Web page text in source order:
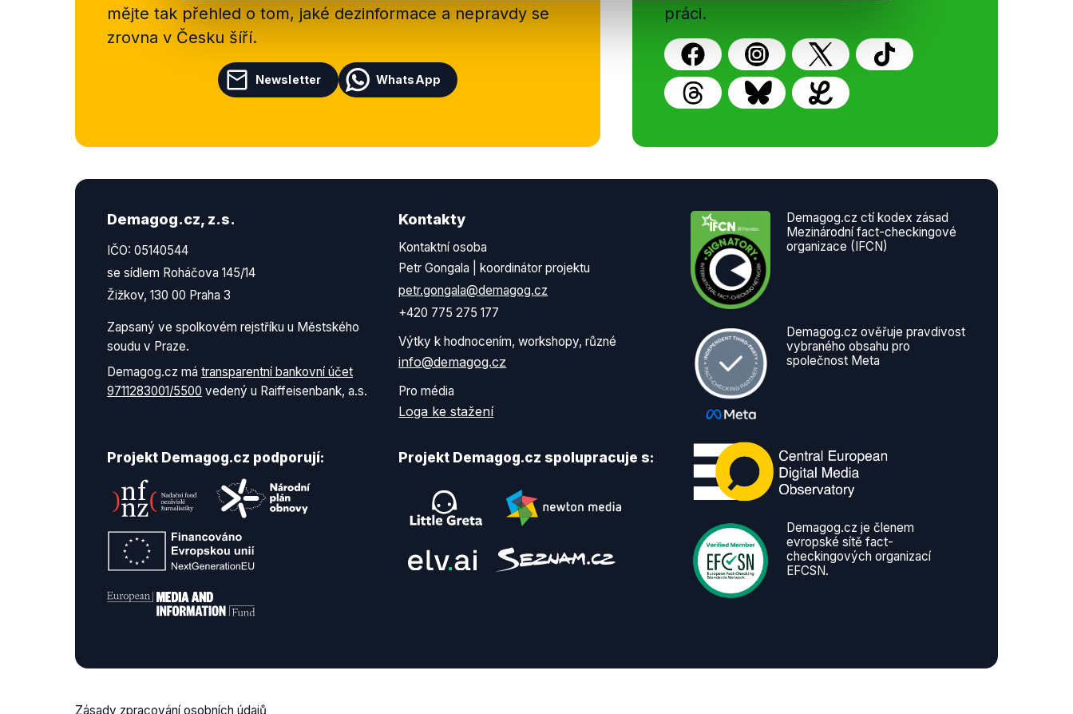
mějte tak přehled o tom, jaké dezinformace a nepravdy se
zrovna v Česku šíří.
Newsletter WhatsApp
práci.
Demagog.cz, z.s.
IČO: 05140544
se sídlem Roháčova 145/14
Žižkov, 130 00 Praha 3
Zapsaný ve spolkovém rejstříku u Městského
soudu v Praze.
Demagog.cz má transparentní bankovní účet
9711283001/5500 vedený u Raiffeisenbank, a.s.
Kontakty
Kontaktní osoba
Petr Gongala | koordinátor projektu
petr.gongala@demagog.cz
+420 775 275 177
Výtky k hodnocením, workshopy, různé
info@demagog.cz
Pro média
Loga ke stažení
Projekt Demagog.cz podporují: Projekt Demagog.cz spolupracuje s:
Demagog.cz ctí kodex zásad
Mezinárodní fact-checkingové
organizace (IFCN)
Demagog.cz ověřuje pravdivost
vybraného obsahu pro
společnost Meta
Demagog.cz je členem
evropské sítě fact-
checkingových organizací
EFCSN.
Zásady zpracování osobních údajů